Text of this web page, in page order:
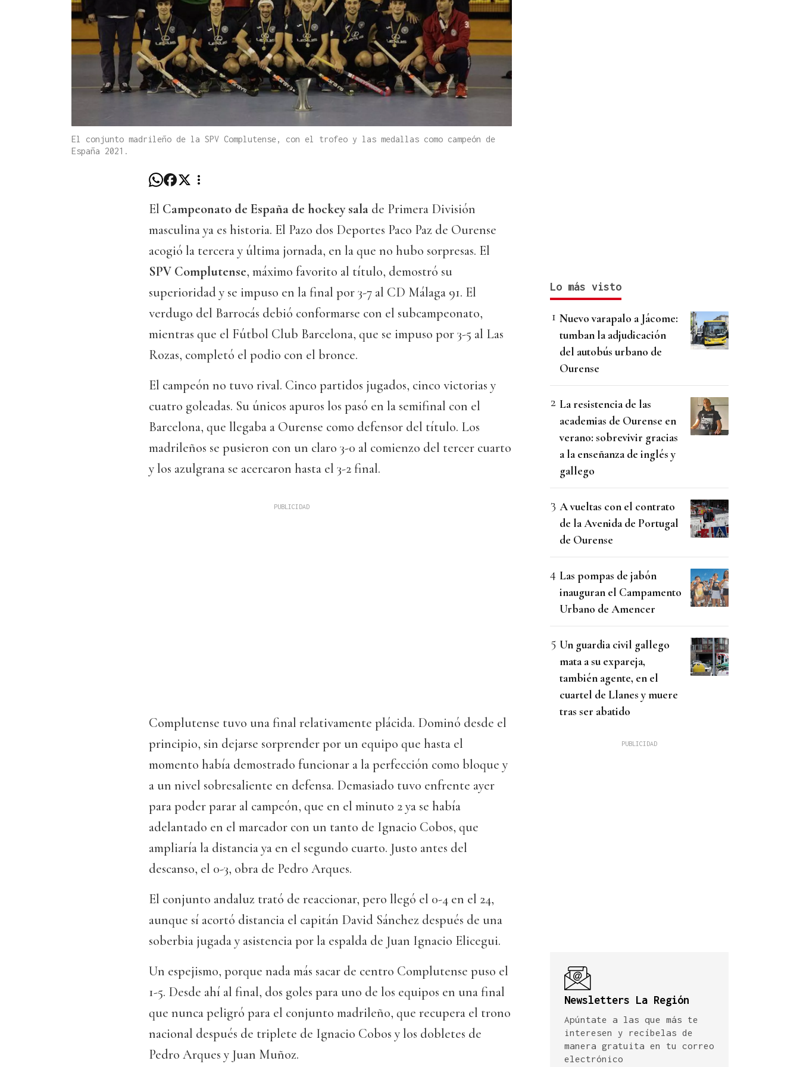
El conjunto madrileño de la SPV Complutense, con el trofeo y las medallas como campeón de
España 2021.
El Campeonato de España de hockey sala de Primera División
masculina ya es historia. El Pazo dos Deportes Paco Paz de Ourense
acogió la tercera y última jornada, en la que no hubo sorpresas. El
SPV Complutense, máximo favorito al título, demostró su
superioridad y se impuso en la final por 3-7 al CD Málaga 91. El
verdugo del Barrocás debió conformarse con el subcampeonato,
mientras que el Fútbol Club Barcelona, que se impuso por 3-5 al Las
Rozas, completó el podio con el bronce.
El campeón no tuvo rival. Cinco partidos jugados, cinco victorias y
cuatro goleadas. Su únicos apuros los pasó en la semifinal con el
Barcelona, que llegaba a Ourense como defensor del título. Los
madrileños se pusieron con un claro 3-0 al comienzo del tercer cuarto
y los azulgrana se acercaron hasta el 3-2 final.
Complutense tuvo una final relativamente plácida. Dominó desde el
principio, sin dejarse sorprender por un equipo que hasta el
momento había demostrado funcionar a la perfección como bloque y
a un nivel sobresaliente en defensa. Demasiado tuvo enfrente ayer
para poder parar al campeón, que en el minuto 2 ya se había
adelantado en el marcador con un tanto de Ignacio Cobos, que
ampliaría la distancia ya en el segundo cuarto. Justo antes del
descanso, el 0-3, obra de Pedro Arques.
El conjunto andaluz trató de reaccionar, pero llegó el 0-4 en el 24,
aunque sí acortó distancia el capitán David Sánchez después de una
soberbia jugada y asistencia por la espalda de Juan Ignacio Elicegui.
Un espejismo, porque nada más sacar de centro Complutense puso el
1-5. Desde ahí al final, dos goles para uno de los equipos en una final
que nunca peligró para el conjunto madrileño, que recupera el trono
nacional después de triplete de Ignacio Cobos y los dobletes de
Pedro Arques y Juan Muñoz.
Lo más visto
Nuevo varapalo a Jácome:
tumban la adjudicación
del autobús urbano de
Ourense
La resistencia de las
academias de Ourense en
verano: sobrevivir gracias
a la enseñanza de inglés y
gallego
A vueltas con el contrato
de la Avenida de Portugal
de Ourense
Las pompas de jabón
inauguran el Campamento
Urbano de Amencer
Un guardia civil gallego
mata a su expareja,
también agente, en el
cuartel de Llanes y muere
tras ser abatido
Newsletters La Región
Apúntate a las que más te
interesen y recíbelas de
manera gratuita en tu correo
electrónico